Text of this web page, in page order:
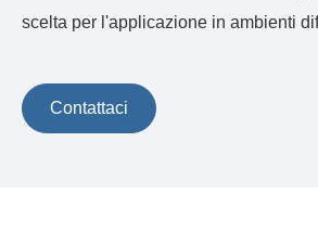
scelta per l'applicazione in ambienti
Contattaci